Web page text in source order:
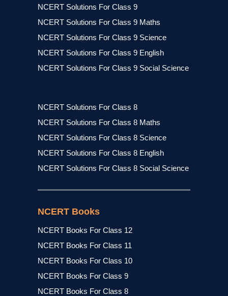
NCERT Solutions For Class 9
NCERT Solutions For Class 9 Maths
NCERT Solutions For Class 9 Science
NCERT Solutions For Class 9 English
NCERT Solutions For Class 9 Social Science
NCERT Solutions For Class 8
NCERT Solutions For Class 8 Maths
NCERT Solutions For Class 8 Science
NCERT Solutions For Class 8 English
NCERT Solutions For Class 8 Social Science
NCERT Books
NCERT Books For Class 12
NCERT Books For Class 11
NCERT Books For Class 10
NCERT Books For Class 9
NCERT Books For Class 8